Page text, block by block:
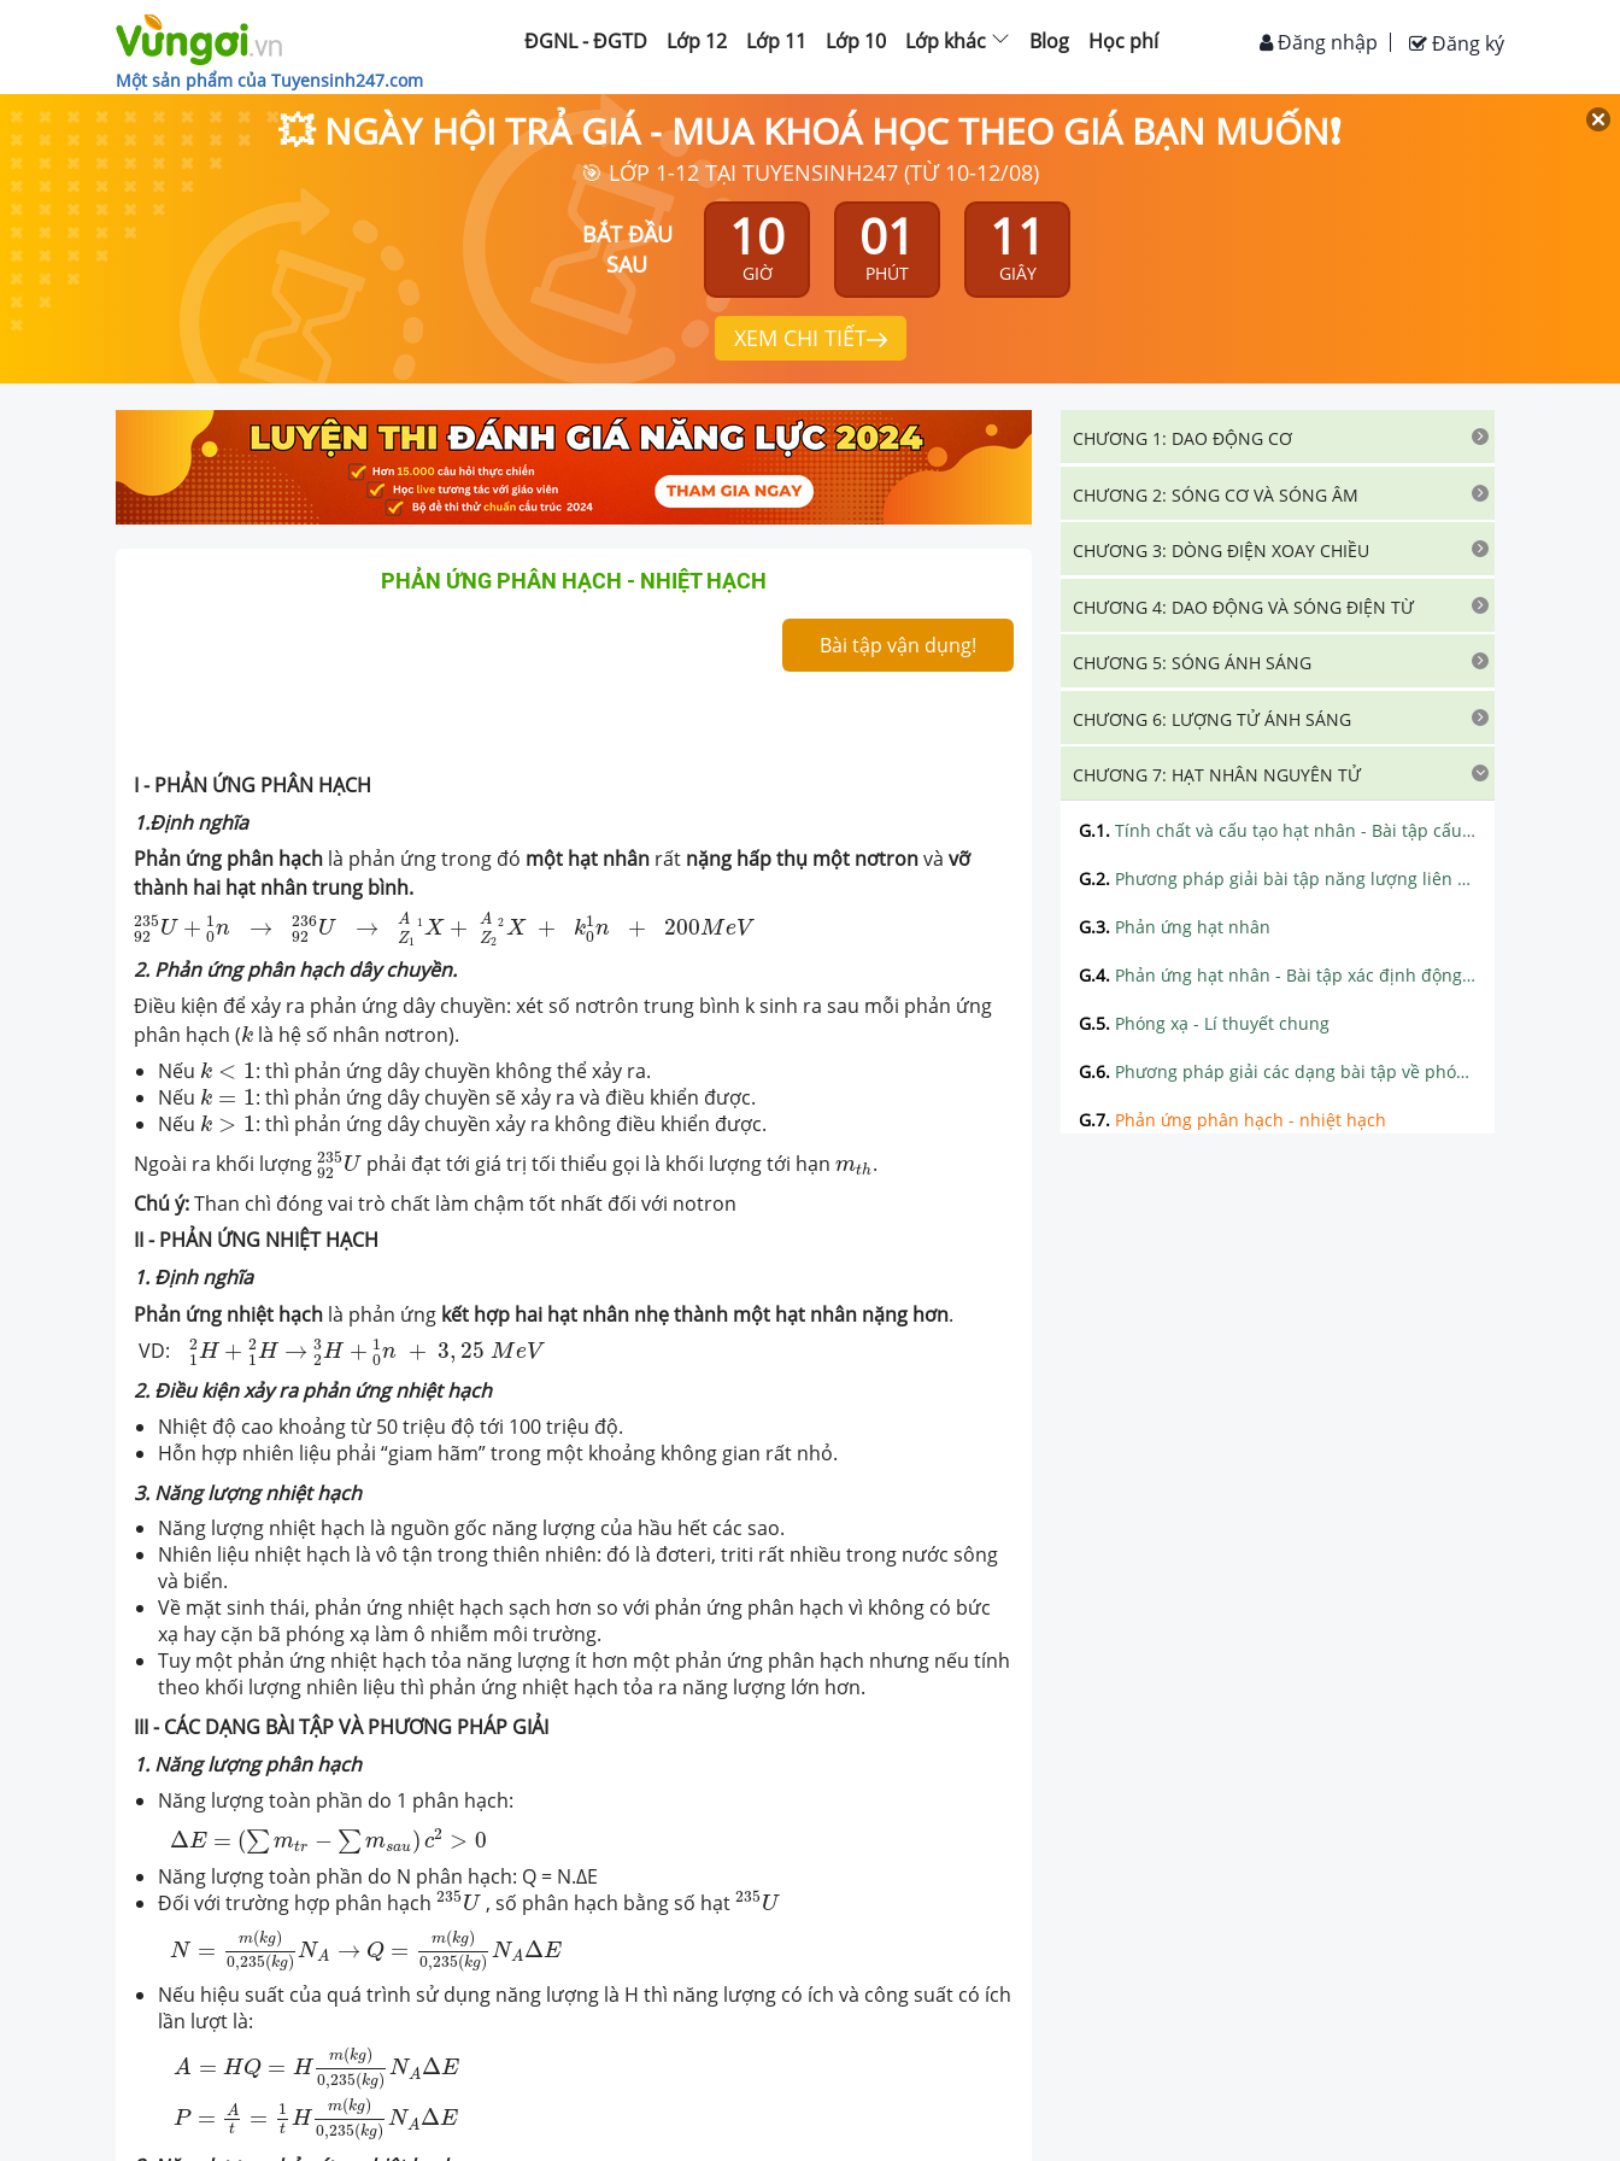
Một sản phẩm của Tuyensinh247.com
ĐGNL - ĐGTD Lớp 12 Lớp 11 Lớp 10 Lớp khác Blog Học phí Đăng ký
Đăng nhập
💥 NGÀY HỘI TRẢ GIÁ - MUA KHOÁ HỌC THEO GIÁ BẠN MUỐN❗
🎯 LỚP 1-12 TẠI TUYENSINH247 (TỪ 10-12/08)
BẮT ĐẦU
SAU
10
GIỜ
01
PHÚT
10
GIÂY
XEM CHI TIẾT
PHẢN ỨNG PHÂN HẠCH - NHIỆT HẠCH
Bài tập vận dụng!
I - PHẢN ỨNG PHÂN HẠCH
1.Định nghĩa
Phản ứng phân hạch là phản ứng trong đó một hạt nhân rất nặng hấp thụ một nơtronvà vỡ
thành hai hạt nhân trung bình.
235
92
U + 1
0n →
236
92
U → A 1
Z1
X + A 2
Z2
X + k1
0n + 200MeV
92235 U →92236 Z 1 A1 Z 2 A2 01 200Me V
2. Phản ứng phân hạch dây chuyền.
Điều kiện để xảy ra phản ứng dây chuyền: xét số nơtrôn trung bình k sinh ra sau mỗi phản ứng
phân hạch (k
k là hệ số nhân nơtron).
Nếu k < 1
k <1
: thì phản ứng dây chuyền không thể xảy ra.
Nếu k = 1
k 1
: thì phản ứng dây chuyền sẽ xảy ra và điều khiển được.
Nếu k > 1
k >1
: thì phản ứng dây chuyền xảy ra không điều khiển được.
Ngoài ra khối lượng 235
92
U
92235 U
phải đạt tới giá trị tối thiểu gọi là khối lượng tới hạn mth
mth.
Chú ý:Than chì đóng vai trò chất làm chậm tốt nhất đối với notron
II - PHẢN ỨNG NHIỆT HẠCH
1. Định nghĩa
Phản ứng nhiệt hạch là phản ứng kết hợp hai hạt nhân nhẹthành một hạt nhân nặng hơn.
VD:
2
1H + 2
1H → 3
2H + 1
0n + 3, 25 MeV
12H + 12H → 23H + 0 + ,25M eV
2. Điều kiện xảy ra phản ứng nhiệt hạch
Nhiệt độ cao khoảng từ 50 triệu độ tới 100 triệu độ.
Hỗn hợp nhiên liệu phải “giam hãm” trong một khoảng không gian rất nhỏ.
3. Năng lượng nhiệt hạch
Năng lượng nhiệt hạch là nguồn gốc năng lượng của hầu hết các sao.
Nhiên liệu nhiệt hạch là vô tận trong thiên nhiên: đó là đơteri, triti rất nhiều trong nước sông
và biển.
Về mặt sinh thái, phản ứng nhiệt hạch sạch hơn so với phản ứng phân hạch vì không có bức
xạ hay cặn bã phóng xạ làm ô nhiễm môi trường.
Tuy một phản ứng nhiệt hạch tỏa năng lượng ít hơn một phản ứng phân hạch nhưng nếu tính
theo khối lượng nhiên liệu thì phản ứng nhiệt hạch tỏa ra năng lượng lớn hơn.
III - CÁC DẠNG BÀI TẬP VÀ PHƯƠNG PHÁP GIẢI
1. Năng lượng phân hạch
Năng lượng toàn phần do 1 phân hạch:
ΔE = (∑ mtr − ∑ msau) c2 > 0
Δ E= mtr au) 0
Năng lượng toàn phần do N phân hạch: Q = N.∆E
Đối với trường hợp phân hạch 235U
235U
, số phân hạch bằng số hạt 235U
235U
N = m(kg)
0,235(kg)
NA → Q = m(kg)
0,235(kg)
NAΔE
kg)0,235 =m(k
Nếu hiệu suất của quá trình sử dụng năng lượng là H thì năng lượng có ích và công suất có ích
lần lượt là:
A = HQ = H
m(kg)
0,235(kg)
NA ΔE
P =
A
t
= 1
t H
m(kg)
0,235(kg)
NA ΔE
0,235
CHƯƠNG 1: DAO ĐỘNG CƠ
CHƯƠNG 2: SÓNG CƠ VÀ SÓNG ÂM
CHƯƠNG 3: DÒNG ĐIỆN XOAY CHIỀU
CHƯƠNG 4: DAO ĐỘNG VÀ SÓNG ĐIỆN TỪ
CHƯƠNG 5: SÓNG ÁNH SÁNG
CHƯƠNG 6: LƯỢNG TỬ ÁNH SÁNG
CHƯƠNG 7: HẠT NHÂN NGUYÊN TỬ
G.1. Tính chất và cấu tạo hạt nhân - Bài tập cấu tạo hạt nhân nguyên tử
G.2. Phương pháp giải bài tập năng lượng liên kết - năng lượng liên kết riêng
G.3. Phản ứng hạt nhân
G.4. Phản ứng hạt nhân - Bài tập xác định động năng, vận tốc, góc của các hạt
G.5. Phóng xạ - Lí thuyết chung
G.6. Phương pháp giải các dạng bài tập về phóng xạ
G.7. Phản ứng phân hạch - nhiệt hạch